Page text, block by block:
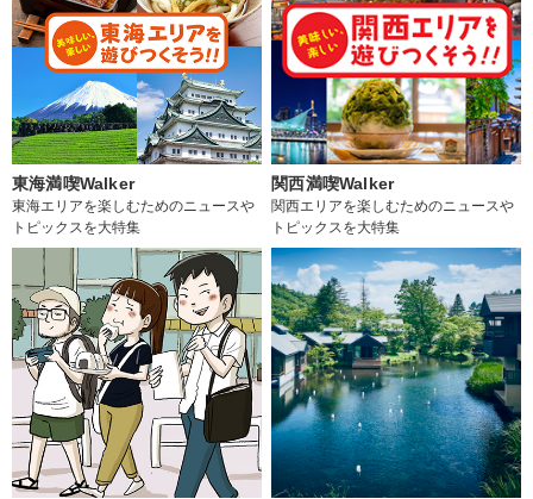
東海満喫Walker
東海エリアを楽しむためのニュースや
トピックスを大特集
関西満喫Walker
関西エリアを楽しむためのニュースや
トピックスを大特集